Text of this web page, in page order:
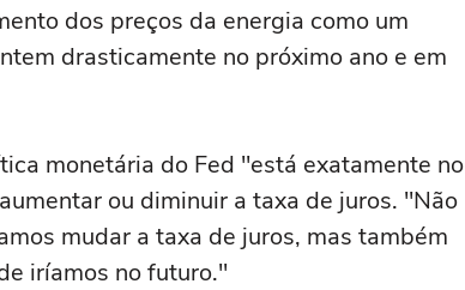
dos preços da energia como um
drasticamente no próximo ano ⁠e em
monetária do Fed "está exatamente no
ou diminuir a taxa de juros. "Não
mudar ⁠a taxa de juros, mas também
iríamos no futuro."